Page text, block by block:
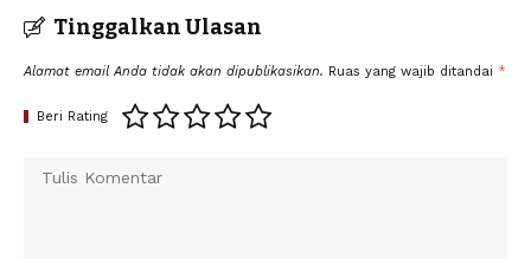
Tinggalkan Ulasan
Alamat email Anda tidak akan dipublikasikan. Ruas yang wajib ditandai *
Beri Rating